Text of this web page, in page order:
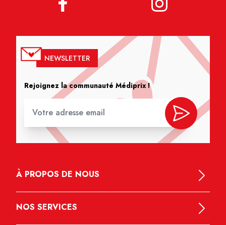
NEWSLETTER
Rejoignez la communauté Médiprix !
À PROPOS DE NOUS
NOS SERVICES